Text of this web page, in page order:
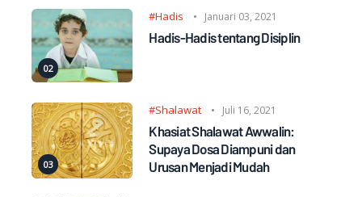
#Hadis Januari 03, 2021
Hadis-Hadis tentang Disiplin
#Shalawat Juli 16, 2021
Khasiat Shalawat Awwalin:
Supaya Dosa Diampuni dan
Urusan Menjadi Mudah